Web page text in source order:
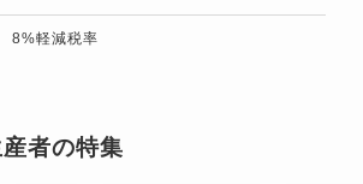
8%軽減税率
者の特集